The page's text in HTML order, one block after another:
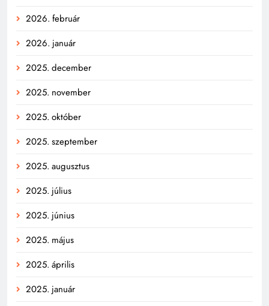
2026. február
2026. január
2025. december
2025. november
2025. október
2025. szeptember
2025. augusztus
2025. július
2025. június
2025. május
2025. április
2025. január